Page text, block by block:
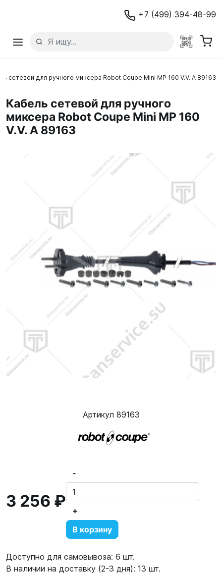
+7 (499) 394-48-99
сетевой для ручного миксера Robot Coupe Mini MP 160 V.V. A 89163
Кабель сетевой для ручного
миксера Robot Coupe Mini MP 160
V.V. A 89163
Артикул 89163
3 256 ₽
-
+
В корзину
Доступно для самовывоза: 6 шт.
В наличии на доставку (2-3 дня): 13 шт.